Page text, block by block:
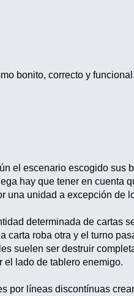
bonito, correcto y funcional.
el escenario escogido sus
hay que tener en cuenta
una unidad a excepción de
determinada de cartas
carta roba otra y el turno
suelen ser destruir
el lado de tablero enemigo.
por líneas discontínuas